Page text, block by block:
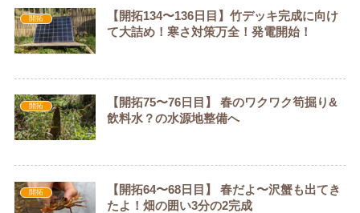
開拓
【開拓134〜136日目】竹デッキ完成に向け
て大詰め！寒さ対策万全！発電開始！
開拓
【開拓75〜76日目】 春のワクワク筍掘り&
飲料水？の水源地整備へ
開拓
【開拓64〜68日目】 春だよ〜沢蟹も出てき
たよ！畑の囲い3分の2完成